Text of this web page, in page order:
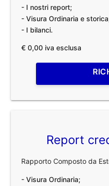
- I nostri report;
- Visura Ordinaria e
- I bilanci.
€ 0,00 iva esclusa
Report
Rapporto Composto da
- Visura Ordinaria;